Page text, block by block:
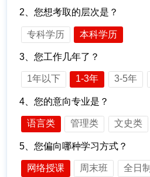
2、您想考取的层次是？
专科学历 本科学历
3、您工作几年了？
1年以下 1-3年 3-5年
4、您的意向专业是？
语言类 管理类 文史类
5、您偏向哪种学习方式？
网络授课 周末班 全日制